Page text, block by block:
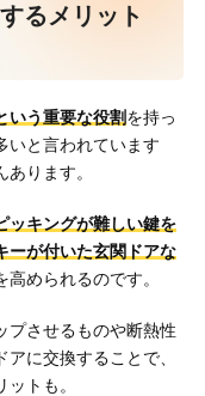
るメリット
いう重要な役割を持っ
いと言われています
ります。
ッキングが難しい鍵を
ーが付いた玄関ドアな
められるのです。
プさせるものや断熱性
に交換することで、
トも。